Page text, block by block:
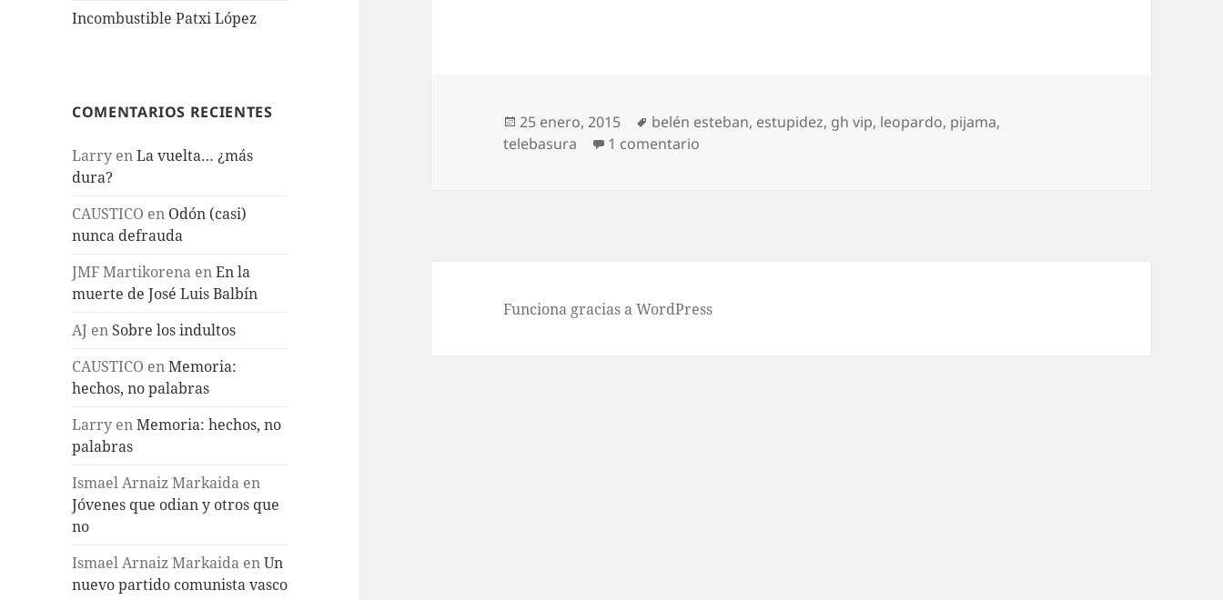
Incombustible Patxi López
COMENTARIOS RECIENTES
Larry enLa vuelta… ¿más
dura?
CAUSTICO en Odón (casi)
nunca defrauda
JMF Martikorena enEn la
muerte de José Luis Balbín
AJ en Sobre los indultos
CAUSTICO enMemoria:
hechos, no palabras
Larry enMemoria: hechos, no
palabras
Ismael Arnaiz Markaida en
Jóvenes que odian y otros que
no
Ismael Arnaiz Markaida enUn
nuevo partido comunista vasco
Publicado
el
25 enero, 2015 Etiquetas
belén esteban, estupidez, gh vip, leopardo, pijama,
telebasura
1 comentario
Funciona gracias a WordPress